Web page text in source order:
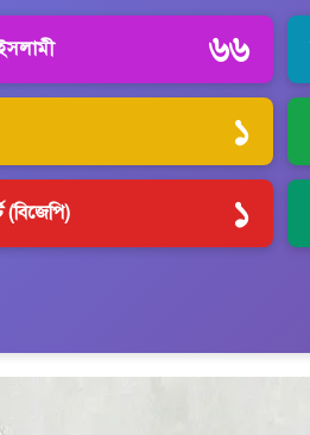
৬৬
১
(বিজেপি) ১